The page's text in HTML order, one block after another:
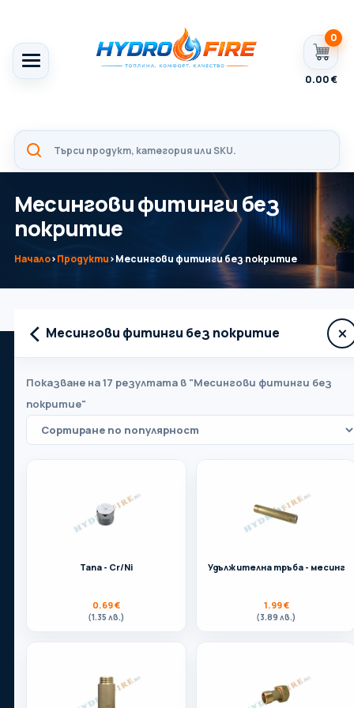
0.00€
0
Месингови фитинги без
покритие
Начало›Продукти›Месингови фитинги без покритие
‹ Месингови фитинги без покритие ×
Показване на 17 резултата в "Месингови фитинги без
покритие"
Тапа - Cr/Ni
0.69€
(1.35 лв.)
Удължителна тръба - месинг
1.99€
(3.89 лв.)
Вашият партньор в света на отоплението,
водопроводите, вентилацията и баните.